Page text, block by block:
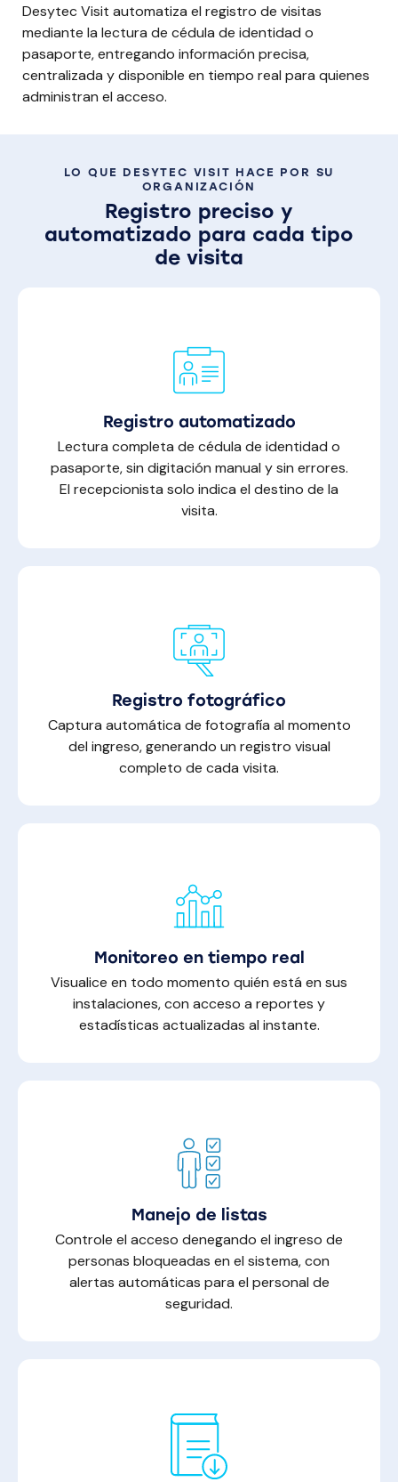
Desytec Visit automatiza el registro de visitas
mediante la lectura de cédula de identidad o
pasaporte, entregando información precisa,
centralizada y disponible en tiempo real para quienes
administran el acceso.
LO QUE DESYTEC VISIT HACE POR SU
ORGANIZACIÓN
Registro preciso y
automatizado para cada tipo
de visita
Registro automatizado
Lectura completa de cédula de identidad o
pasaporte, sin digitación manual y sin errores.
El recepcionista solo indica el destino de la
visita.
Registro fotográfico
Captura automática de fotografía al momento
del ingreso, generando un registro visual
completo de cada visita.
Monitoreo en tiempo real
Visualice en todo momento quién está en sus
instalaciones, con acceso a reportes y
estadísticas actualizadas al instante.
Manejo de listas
Controle el acceso denegando el ingreso de
personas bloqueadas en el sistema, con
alertas automáticas para el personal de
seguridad.